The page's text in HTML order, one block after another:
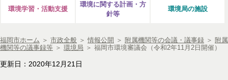
環境学習・活動支援
環境に関する計画・方
針等
環境局の施設
福岡市ホーム ＞ 市政全般 ＞ 情報公開 ＞ 附属機関等の会議・議事録 ＞ 附属
機関等の議事録等 ＞ 環境局 ＞ 福岡市環境審議会（令和2年11月2日開催）
更新日：2020年12月21日